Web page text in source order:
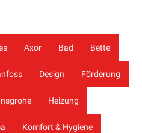
Axor Bad Bette
Design Förderung
Heizung
Komfort & Hygiene